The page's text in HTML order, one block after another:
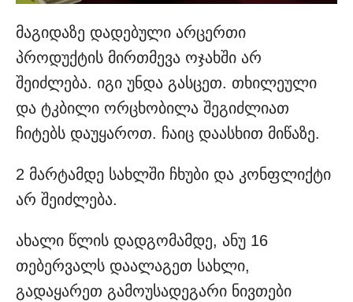
მაგიდაზე დადებული არცერთი
პროდუქტის მირთმევა ოჯახში არ
შეიძლება. იგი უნდა გასცეთ. თხილეული
და ტკბილი ორცხობილა შეგიძლიათ
ჩიტებს დაუყაროთ. ჩაიც დაასხით მიწაზე.
2 მარტამდე სახლში ჩხუბი და კონფლიქტი
არ შეიძლება.
ახალი წლის დადგომამდე, ანუ 16
თებერვალს დაალაგეთ სახლი,
გადაყარეთ გამოუსადეგარი ნივთები